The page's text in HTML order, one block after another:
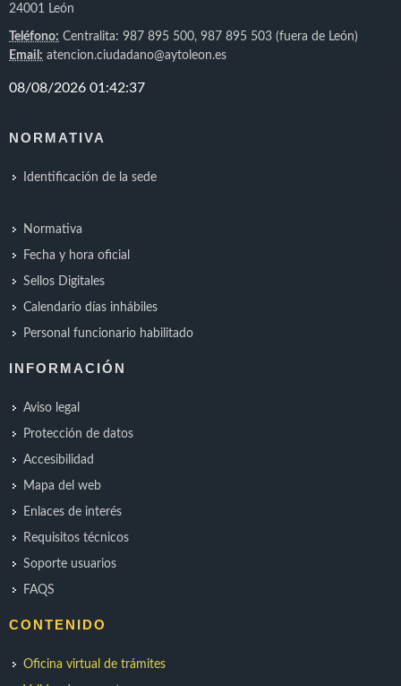
24001 León
Teléfono: Centralita: 987 895 500, 987 895 503 (fuera de León)
Email: atencion.ciudadano@aytoleon.es
NORMATIVA
Identificación de la sede
Normativa
Fecha y hora oficial
Sellos Digitales
Calendario días inhábiles
Personal funcionario habilitado
INFORMACIÓN
Aviso legal
Protección de datos
Accesibilidad
Mapa del web
Enlaces de interés
Requisitos técnicos
Soporte usuarios
FAQS
CONTENIDO
Oficina virtual de trámites